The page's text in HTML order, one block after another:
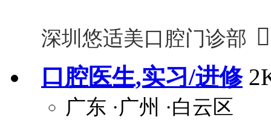
深圳悠适美口腔门诊部 
口腔医生,实习/进修
广东 ·广州 ·白云区